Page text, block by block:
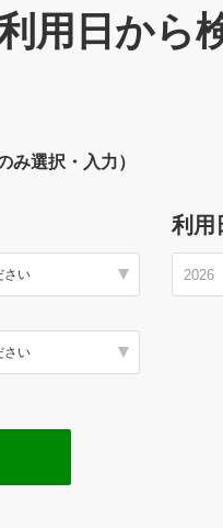
用日から
み選択・入力）
利用